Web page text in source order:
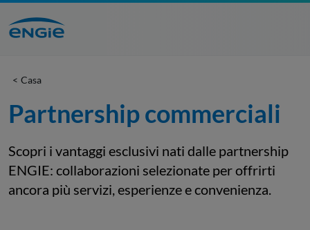
Casa
Partnership commerciali
Scopri i vantaggi esclusivi nati dalle partnership
ENGIE: collaborazioni selezionate per offrirti
ancora più servizi, esperienze e convenienza.